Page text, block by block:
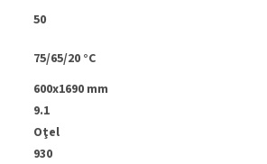
50
75/65/20 °C
600x1690 mm
9.1
Oţel
930